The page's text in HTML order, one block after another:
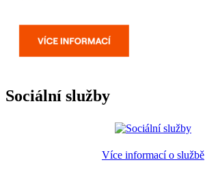
Sociální služby
Více informací o službě